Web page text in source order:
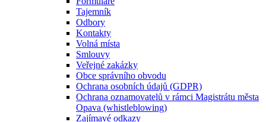
Tajemník
Odbory
Kontakty
Volná místa
Smlouvy
Veřejné zakázky
Obce správního obvodu
Ochrana osobních údajů (GDPR)
Ochrana oznamovatelů v rámci Magistrátu města
Opava (whistleblowing)
Zajímavé odkazy